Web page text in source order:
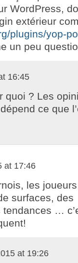
WordPress,
extérieur
plugins/yop-
un peu
16:45
quoi ? Les
ce que
at 17:46
les
surfaces, des
tendances …
at 19:26